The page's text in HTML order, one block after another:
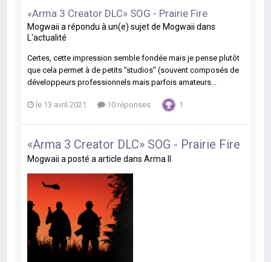
«Arma 3 Creator DLC» SOG - Prairie Fire
Mogwaii a répondu à un(e) sujet de Mogwaii dans
L'actualité
Certes, cette impression semble fondée mais je pense plutôt
que cela permet à de petits "studios" (souvent composés de
développeurs professionnels mais parfois amateurs...
le 13 avril 2021 10 réponses 1
«Arma 3 Creator DLC» SOG - Prairie Fire
Mogwaii a posté a article dans Arma II